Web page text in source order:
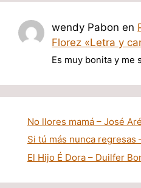
wendy Pabon en
Florez «Letra y
Es muy bonita y me
No llores mamá – José
Si tú más nunca regresas
El Hijo É Dora – Duilfer